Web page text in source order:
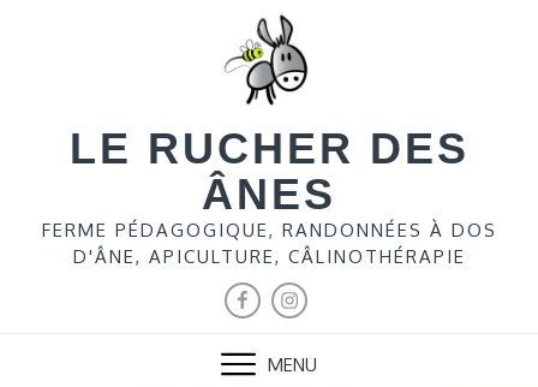
LE RUCHER DES
ÂNES
FERME PÉDAGOGIQUE, RANDONNÉES À DOS
D'ÂNE, APICULTURE, CÂLINOTHÉRAPIE
MENU